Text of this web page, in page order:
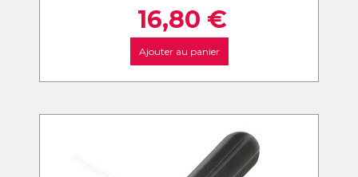
16,80 €
Ajouter au panier